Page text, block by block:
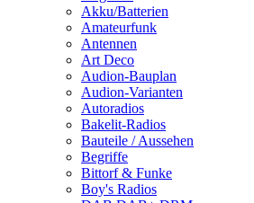
Akku/Batterien
Amateurfunk
Antennen
Art Deco
Audion-Bauplan
Audion-Varianten
Autoradios
Bakelit-Radios
Bauteile / Aussehen
Begriffe
Bittorf & Funke
Boy's Radios